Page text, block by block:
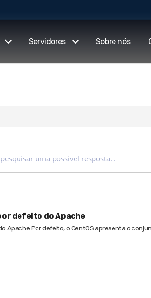
Servidores Sobre nós
defeito do Apache
Apache Por defeito, o CentOS apresenta o